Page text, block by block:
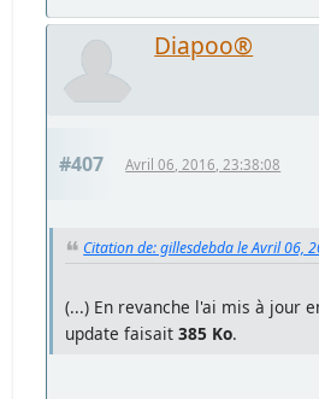
Diapoo®
#407 Avril 06, 2016, 23:38:08
Citation de: gillesdebda le Avril 06,
(...) En revanche l'ai mis à jour
update faisait385 Ko.